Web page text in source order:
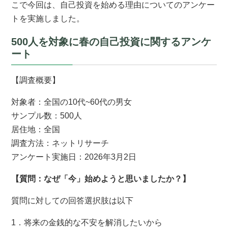
こで今回は、自己投資を始める理由についてのアンケー
トを実施しました。
500人を対象に春の自己投資に関するアンケ
ート
【調査概要】
対象者：全国の10代~60代の男女
サンプル数：500人
居住地：全国
調査方法：ネットリサーチ
アンケート実施日：2026年3月2日
【質問：なぜ「今」始めようと思いましたか？】
質問に対しての回答選択肢は以下
1．将来の金銭的な不安を解消したいから